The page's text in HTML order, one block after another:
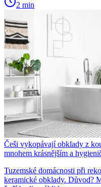
2 min
Češi vykopávají obklady z
mnohem krásnějším a
Tuzemské domácnosti při
keramické obklady. Důvod?